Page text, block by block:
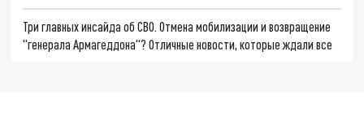
Три главных инсайда об СВО. Отмена мобилизации и возвращение
"генерала Армагеддона"? Отличные новости, которые ждали все